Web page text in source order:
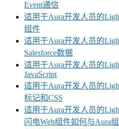
Event通信
适用于Aura开发人员的
组件
适用于Aura开发人员的
Salesforce数据
适用于Aura开发人员的
JavaScript
适用于Aura开发人员的
标记和CSS
适用于Aura开发人员的
闪电Web组件如何与Aura